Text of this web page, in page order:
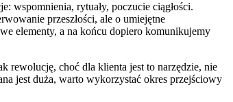
wspomnienia, rytuały, poczucie ciągłości.
przeszłości, ale o umiejętne
elementy, a na końcu dopiero komunikujemy
rewolucję, choć dla klienta jest to narzędzie, nie
jest duża, warto wykorzystać okres przejściowy